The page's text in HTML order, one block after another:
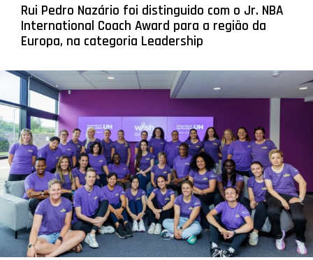
Rui Pedro Nazário foi distinguido com o Jr. NBA
International Coach Award para a região da
Europa, na categoria Leadership